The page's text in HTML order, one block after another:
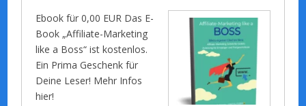
Ebook für 0,00 EUR Das E-
Book „Affiliate-Marketing
like a Boss“ ist kostenlos.
Ein Prima Geschenk für
Deine Leser! Mehr Infos
hier!